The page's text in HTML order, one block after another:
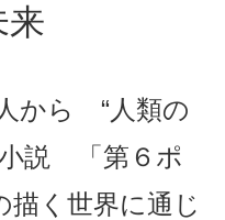
来
から “人類の
小説 「第６ポ
く世界に通じ